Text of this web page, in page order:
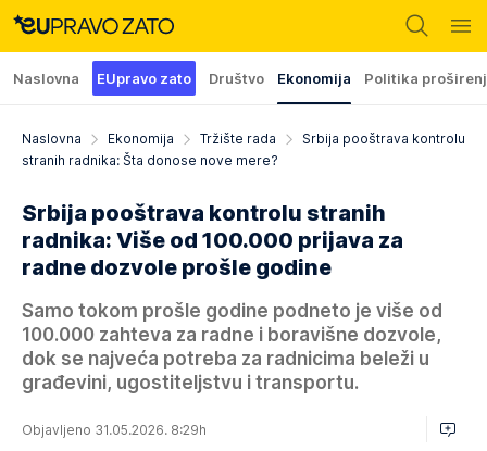
Naslovna EUpravo zato Društvo Ekonomija Politika
Naslovna Ekonomija Tržište rada
Srbija pooštrava kontrolu
stranih radnika: Šta donose nove mere?
Srbija pooštrava kontrolu stranih
radnika: Više od 100.000 prijava za
radne dozvole prošle godine
Samo tokom prošle godine podneto je više od
100.000 zahteva za radne i boravišne dozvole,
dok se najveća potreba za radnicima beleži u
građevini, ugostiteljstvu i transportu.
Objavljeno 31.05.2026. 8:29h